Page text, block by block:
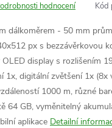
hodnocení Kód
dálkoměrem - 50 mm
px s bezzávěrkovou
display s rozlišením
1x, digitální zvětšení 1x (8x
1000 m, různé
64 GB, vyměnitelný
aplikace Detailní